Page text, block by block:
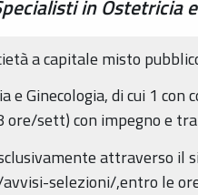
in Ostetricia
a capitale misto
e Ginecologia, di cui 1
sett) con impegno e
attraverso il
selezioni/,entro le